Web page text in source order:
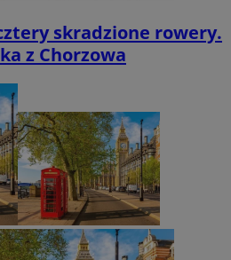
skradzione rowery.
z Chorzowa